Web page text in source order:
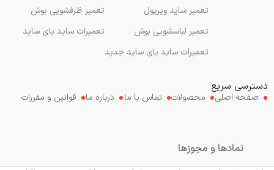
تعمیر ظرفشویی بوش
تعمیرات ساید بای ساید
تعمیر ساید ویرپول
تعمیر لباسشویی بوش
تعمیرات ساید بای ساید جدید
دسترسی سریع
صفحه اصلی محصولات تماس با ما درباره ما قوانین و مقررات
نمادها و مجوزها